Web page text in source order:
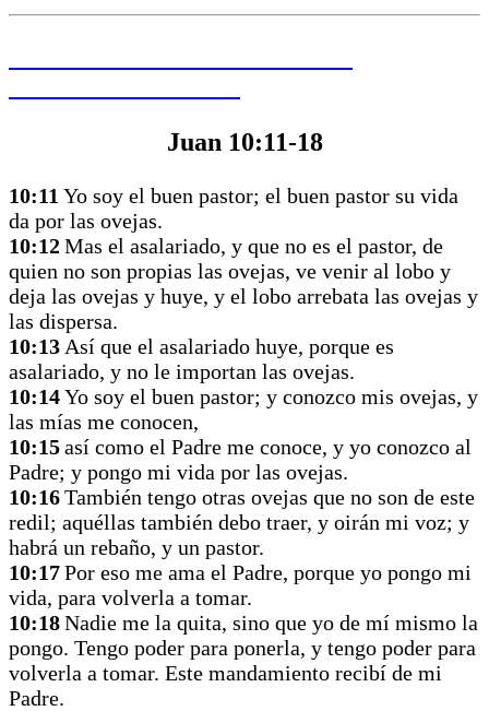
Juan 10:11-18
10:11 Yo soy el buen pastor; el buen pastor su vida
da por las ovejas.
10:12Mas el asalariado, y que no es el pastor, de
quien no son propias las ovejas, ve venir al lobo y
deja las ovejas y huye, y el lobo arrebata las ovejas y
las dispersa.
10:13 Así que el asalariado huye, porque es
asalariado, y no le importan las ovejas.
10:14Yo soy el buen pastor; y conozco mis ovejas, y
las mías me conocen,
10:15así como el Padre me conoce, y yo conozco al
Padre; y pongo mi vida por las ovejas.
10:16También tengo otras ovejas que no son de este
redil; aquéllas también debo traer, y oirán mi voz; y
habrá un rebaño, y un pastor.
10:17Por eso me ama el Padre, porque yo pongo mi
vida, para volverla a tomar.
10:18Nadie me la quita, sino que yo de mí mismo la
pongo. Tengo poder para ponerla, y tengo poder para
volverla a tomar. Este mandamiento recibí de mi
Padre.